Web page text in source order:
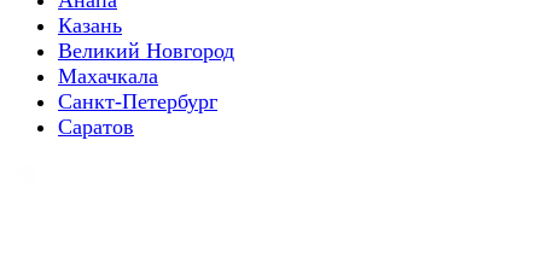
Казань
Великий Новгород
Махачкала
Санкт-Петербург
Саратов